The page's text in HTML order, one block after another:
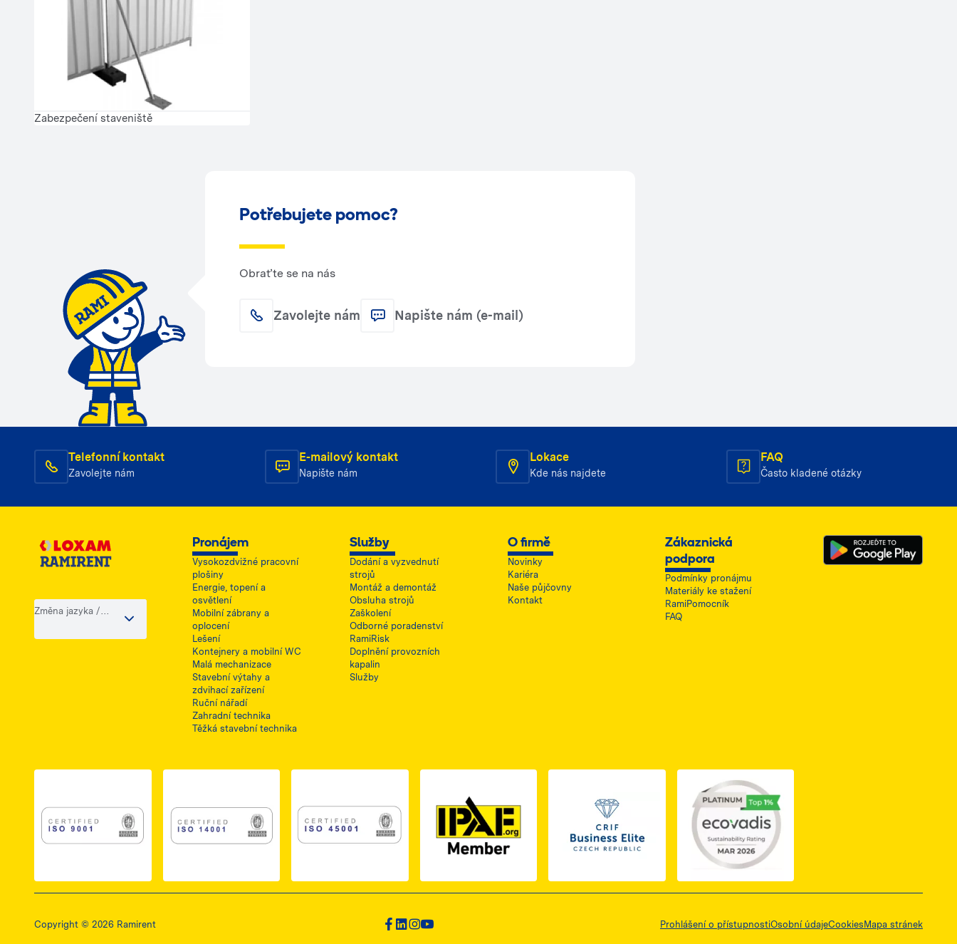
Zabezpečení staveniště
Potřebujete pomoc?
Obraťte se na nás
Zavolejte nám Napište nám (e-mail)
Telefonní kontakt
Zavolejte nám
E-mailový kontakt
Napište nám
Lokace
Kde nás najdete
FAQ
Často kladené otázky
Změna jazyka /
Pronájem
Vysokozdvižné pracovní
plošiny
Energie, topení a
osvětlení
Mobilní zábrany a
oplocení
Lešení
Kontejnery a mobilní WC
Malá mechanizace
Stavební výtahy a
zdvihací zařízení
Ruční nářadí
Zahradní technika
Těžká stavební technika
Služby
Dodání a vyzvednutí
strojů
Montáž a demontáž
Obsluha strojů
Zaškolení
Odborné poradenství
RamiRisk
Doplnění provozních
kapalin
Služby
O firmě
Novinky
Kariéra
Naše půjčovny
Kontakt
Zákaznická
podpora
Podmínky pronájmu
Materiály ke stažení
RamiPomocník
FAQ
Link do dokumentu PDF z certyfikatem ISO 1, otwiera się w nowej karcie
Link do dokumentu PDF z certyfikatem ISO 2, otwiera się w nowej karcie
Link do dokumentu PDF z certyfikatem ISO 3, otwiera się w nowej karcieLink do dokumentu PDF z certyfikatem Business Elite, otwiera się
Prohlášení o přístupnostiOsobní údajeCookiesMapa stránek
Copyright © 2026 Ramirent